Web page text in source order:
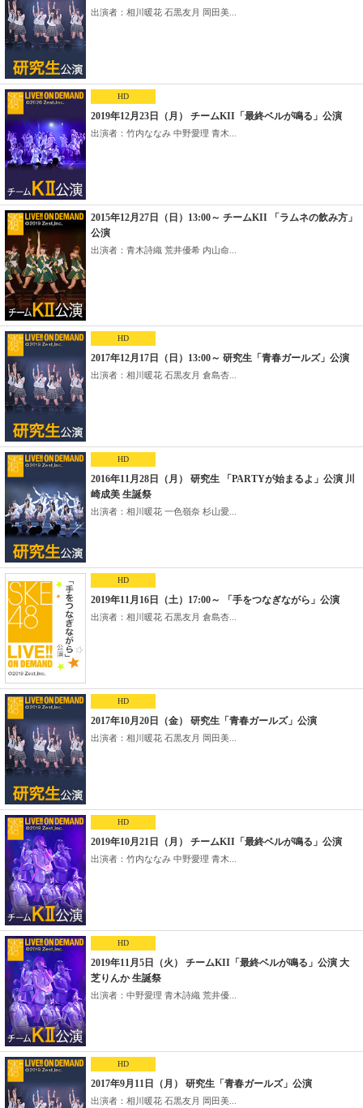
出演者：相川暖花 石黒友月 岡田美...
HD
2019年12月23日（月） チームKII「最終ベルが鳴る」公演
出演者：竹内ななみ 中野愛理 青木...
2015年12月27日（日）13:00～ チームKII 「ラムネの飲み方」
公演
出演者：青木詩織 荒井優希 内山命...
HD
2017年12月17日（日）13:00～ 研究生「青春ガールズ」公演
出演者：相川暖花 石黒友月 倉島杏...
HD
2016年11月28日（月） 研究生 「PARTYが始まるよ」公演 川
崎成美 生誕祭
出演者：相川暖花 一色嶺奈 杉山愛...
HD
2019年11月16日（土）17:00～ 「手をつなぎながら」公演
出演者：相川暖花 石黒友月 倉島杏...
HD
2017年10月20日（金） 研究生「青春ガールズ」公演
出演者：相川暖花 石黒友月 岡田美...
HD
2019年10月21日（月） チームKII「最終ベルが鳴る」公演
出演者：竹内ななみ 中野愛理 青木...
HD
2019年11月5日（火） チームKII「最終ベルが鳴る」公演 大
芝りんか 生誕祭
出演者：中野愛理 青木詩織 荒井優...
HD
2017年9月11日（月） 研究生「青春ガールズ」公演
出演者：相川暖花 石黒友月 岡田美...